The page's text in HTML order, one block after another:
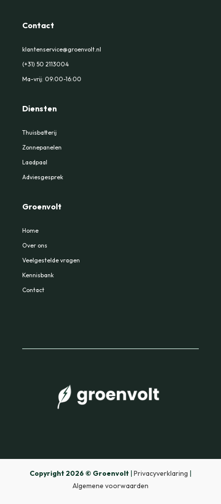
Contact
klantenservice@groenvolt.nl
(+31) 50 2113004
Ma-vrij: 09:00-16:00
Diensten
Thuisbatterij
Zonnepanelen
Laadpaal
Adviesgesprek
Groenvolt
Home
Over ons
Veelgestelde vragen
Kennisbank
Contact
Copyright 2026 © Groenvolt| Privacyverklaring |
Algemene voorwaarden